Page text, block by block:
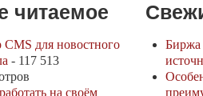
читаемое
для новостного
- 117 513
на своём
Биржа